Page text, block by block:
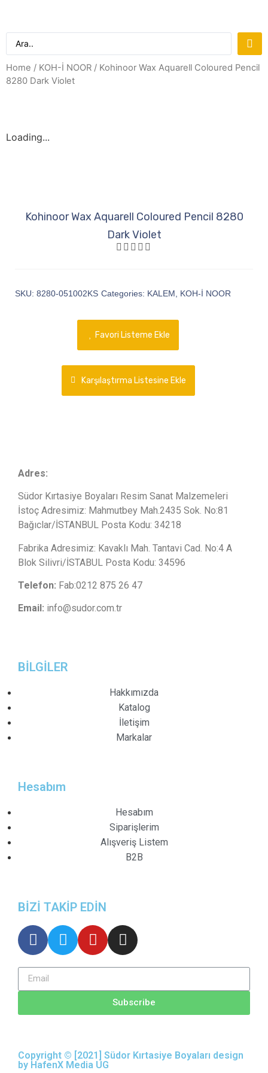
Home / KOH-İ NOOR / Kohinoor Wax Aquarell Coloured Pencil
8280 Dark Violet
Loading...
Kohinoor Wax Aquarell Coloured Pencil 8280
Dark Violet
SKU: 8280-051002KS Categories: KALEM KOH-İ NOOR
Favori Listeme Ekle
Karşılaştırma Listesine Ekle
Adres:
Südor Kırtasiye Boyaları Resim Sanat Malzemeleri
İstoç Adresimiz: Mahmutbey Mah.2435 Sok. No:81
Bağıclar/İSTANBUL Posta Kodu: 34218
Fabrika Adresimiz: Kavaklı Mah. Tantavi Cad. No:4 A
Blok Silivri/İSTABUL Posta Kodu: 34596
Telefon: Fab:0212 875 26 47
Email: info@sudor.com.tr
BİLGİLER
Hakkımızda
Katalog
İletişim
Markalar
Hesabım
Hesabım
Siparişlerim
Alışveriş Listem
B2B
BİZİ TAKİP EDİN
Subscribe
Copyright © [2021] Südor Kırtasiye Boyaları design
by HafenX Media UG